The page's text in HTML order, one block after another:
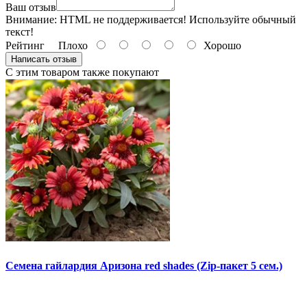
Ваш отзыв
Внимание: HTML не поддерживается! Используйте обычный
текст!
Рейтинг Плохо Хорошо
Написать отзыв
С этим товаром также покупают
Семена гайлардия Аризона red shades (Zip-пакет 5 сем.)